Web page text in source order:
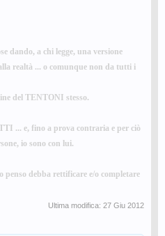
dando, a chi legge, una versione
realtà ... o comunque non da tutti i
del TENTONI stesso.
... e, fino a prova contraria e per ciò
io sono con lui.
debba rettificare e/o completare
Ultima modifica: 27 Giu 2012